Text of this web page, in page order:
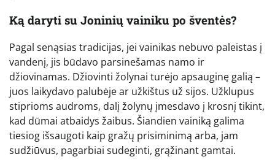
Ką daryti su Joninių vainiku po šventės?
Pagal senąsias tradicijas, jei vainikas nebuvo paleistas į
vandenį, jis būdavo parsinešamas namo ir
džiovinamas. Džiovinti žolynai turėjo apsauginę galią –
juos laikydavo palubėje ar užkištus už sijos. Užklupus
stiprioms audroms, dalį žolynų įmesdavo į krosnį tikint,
kad dūmai atbaidys žaibus. Šiandien vainiką galima
tiesiog išsaugoti kaip gražų prisiminimą arba, jam
sudžiūvus, pagarbiai sudeginti, grąžinant gamtai.